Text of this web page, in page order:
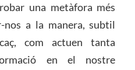
una metàfora més
nos a la manera, subtil
com actuen tanta
en el nostre